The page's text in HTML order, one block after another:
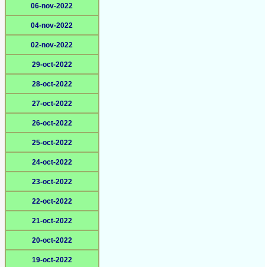
06-nov-2022
04-nov-2022
02-nov-2022
29-oct-2022
28-oct-2022
27-oct-2022
26-oct-2022
25-oct-2022
24-oct-2022
23-oct-2022
22-oct-2022
21-oct-2022
20-oct-2022
19-oct-2022